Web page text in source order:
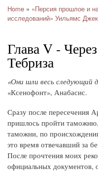
Breadcrumb
Home
«Персия прошлое и
исследований» Уильямс
Глава V -
Тебриза
«Они шли весь следующий
«Ксенофонт», Анабасис.
Сразу после пересечения
пришлось пройти
таможни, по
это время отвечавший за
После прочтения моих
официальных документов,